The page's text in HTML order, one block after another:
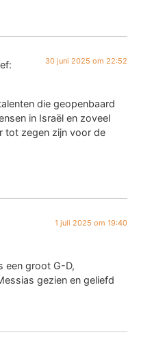
30 juni 2025 om 22:52
die geopenbaard
in Israël en zoveel
tot zegen zijn voor de
1 juli 2025 om 19:40
een groot G-D,
gezien en geliefd